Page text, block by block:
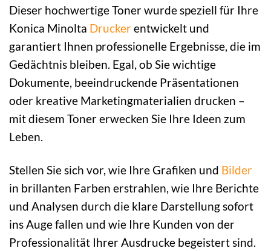
Dieser hochwertige Toner wurde speziell für Ihre
Konica Minolta Druckerentwickelt und
garantiert Ihnen professionelle Ergebnisse, die im
Gedächtnis bleiben. Egal, ob Sie wichtige
Dokumente, beeindruckende Präsentationen
oder kreative Marketingmaterialien drucken –
mit diesem Toner erwecken Sie Ihre Ideen zum
Leben.
Stellen Sie sich vor, wie Ihre Grafiken und Bilder
in brillanten Farben erstrahlen, wie Ihre Berichte
und Analysen durch die klare Darstellung sofort
ins Auge fallen und wie Ihre Kunden von der
Professionalität Ihrer Ausdrucke begeistert sind.